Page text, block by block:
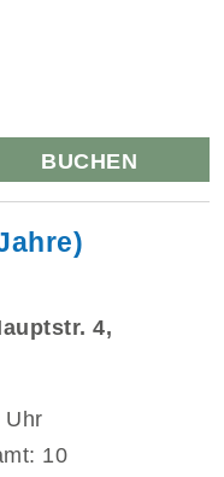
BUCHEN
4,
Uhr
10